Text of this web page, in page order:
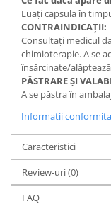
Luați capsula în
CONTRAINDICAȚII:
Consultați medicul
chimioterapie. A se
însărcinate/
PĂSTRARE ȘI
A se păstra în
Informatii
Caracteristici
Review-uri(0)
FAQ